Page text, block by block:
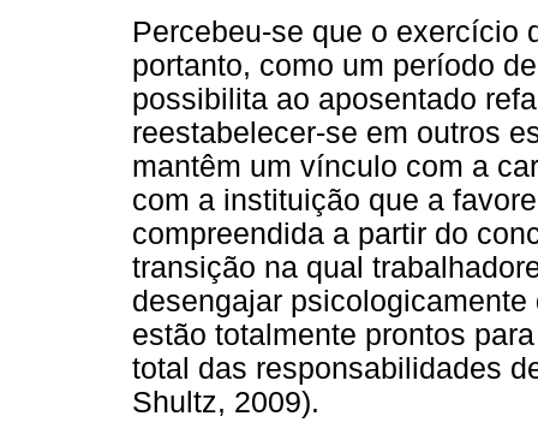
Percebeu-se que o exercício
portanto, como um período
possibilita ao aposentado
reestabelecer-se em outros
mantêm um vínculo com a
com a instituição que a
compreendida a partir do
transição na qual
desengajar
estão totalmente prontos
total das responsabilidades
Shultz, 2009).